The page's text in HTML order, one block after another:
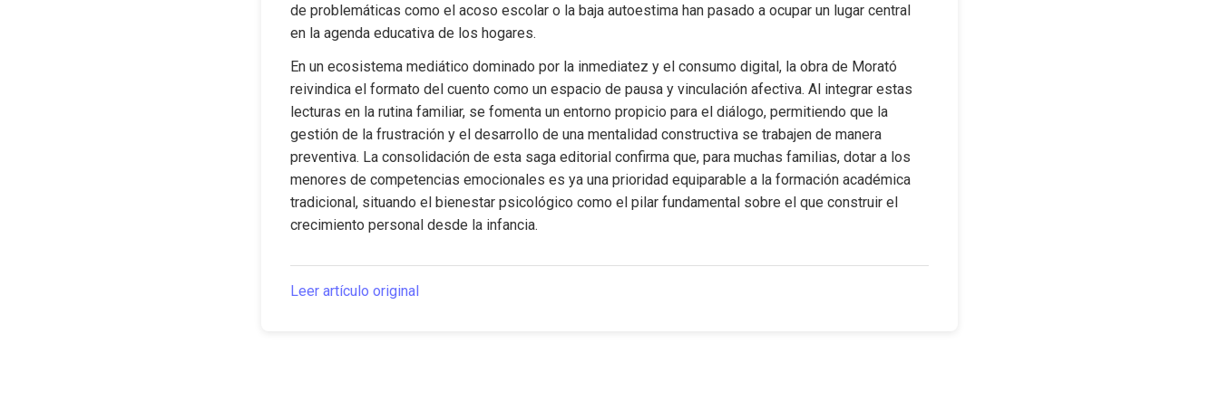
de problemáticas como el acoso escolar o la baja autoestima han pasado a ocupar un lugar central
en la agenda educativa de los hogares.
En un ecosistema mediático dominado por la inmediatez y el consumo digital, la obra de Morató
reivindica el formato del cuento como un espacio de pausa y vinculación afectiva. Al integrar estas
lecturas en la rutina familiar, se fomenta un entorno propicio para el diálogo, permitiendo que la
gestión de la frustración y el desarrollo de una mentalidad constructiva se trabajen de manera
preventiva. La consolidación de esta saga editorial confirma que, para muchas familias, dotar a los
menores de competencias emocionales es ya una prioridad equiparable a la formación académica
tradicional, situando el bienestar psicológico como el pilar fundamental sobre el que construir el
crecimiento personal desde la infancia.
Leer artículo original